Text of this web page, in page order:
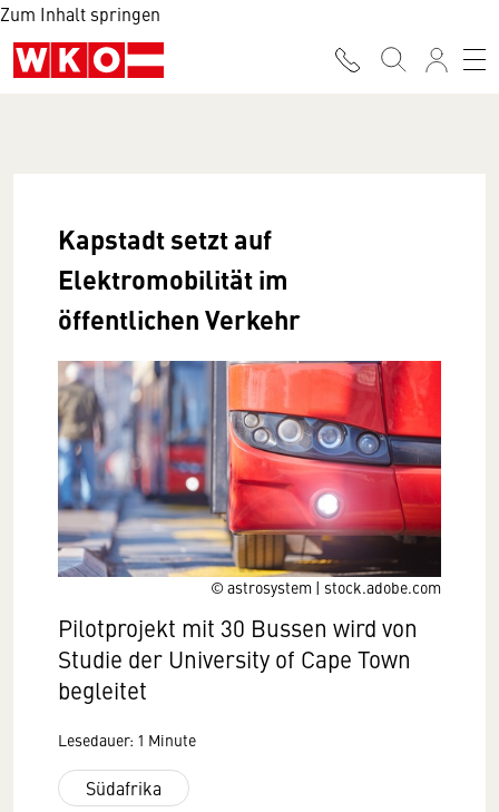
Zum Inhalt springen
© astrosystem | stock.adobe.com
Kapstadt setzt auf
Elektromobilität im
öffentlichen Verkehr
Pilotprojekt mit 30 Bussen wird von
Studie der University of Cape Town
begleitet
Lesedauer: 1 Minute
Südafrika